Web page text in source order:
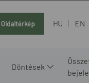
Oldaltérkép HU EN
Döntések